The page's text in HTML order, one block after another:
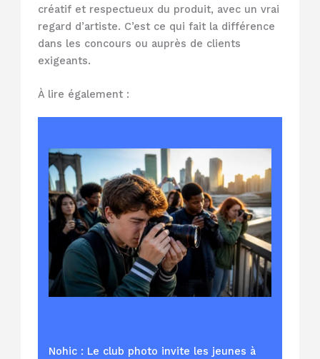
créatif et respectueux du produit, avec un vrai
regard d’artiste. C’est ce qui fait la différence
dans les concours ou auprès de clients
exigeants.
À lire également :
Nohic : Le club photo invite les jeunes à